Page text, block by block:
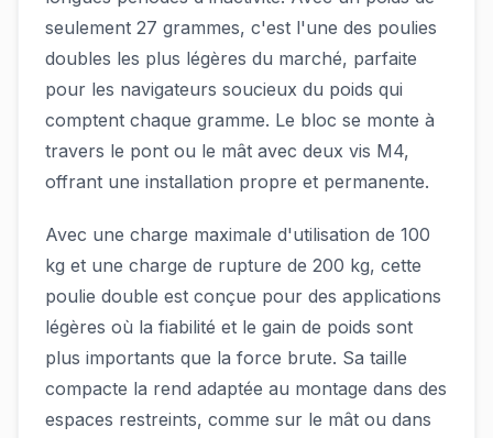
seulement 27 grammes, c'est l'une des poulies
doubles les plus légères du marché, parfaite
pour les navigateurs soucieux du poids qui
comptent chaque gramme. Le bloc se monte à
travers le pont ou le mât avec deux vis M4,
offrant une installation propre et permanente.
Avec une charge maximale d'utilisation de 100
kg et une charge de rupture de 200 kg, cette
poulie double est conçue pour des applications
légères où la fiabilité et le gain de poids sont
plus importants que la force brute. Sa taille
compacte la rend adaptée au montage dans des
espaces restreints, comme sur le mât ou dans